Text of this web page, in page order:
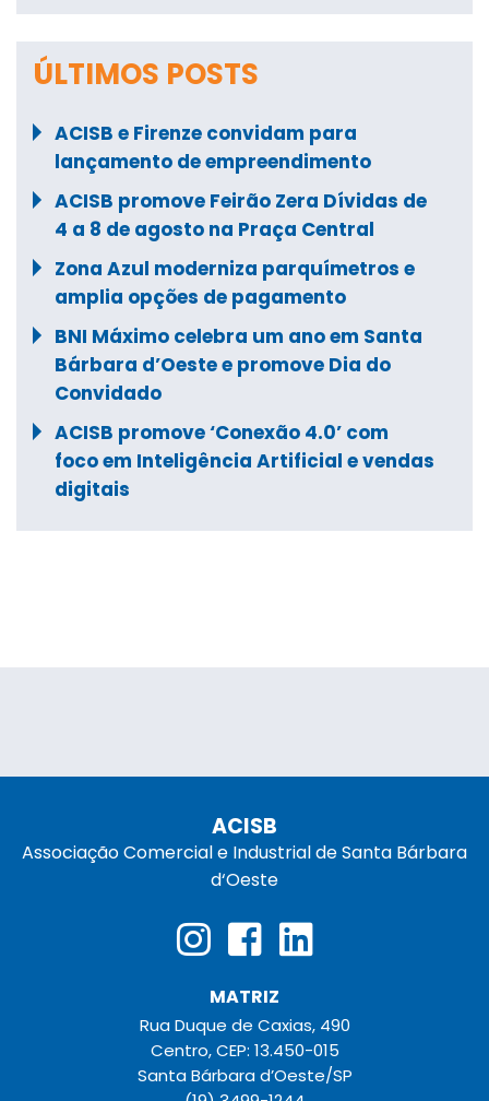
ÚLTIMOS POSTS
ACISB e Firenze convidam para
lançamento de empreendimento
ACISB promove Feirão Zera Dívidas de
4 a 8 de agosto na Praça Central
Zona Azul moderniza parquímetros e
amplia opções de pagamento
BNI Máximo celebra um ano em Santa
Bárbara d’Oeste e promove Dia do
Convidado
ACISB promove ‘Conexão 4.0’ com
foco em Inteligência Artificial e vendas
digitais
ACISB
Associação Comercial e Industrial de Santa Bárbara
d‘Oeste
MATRIZ
Rua Duque de Caxias, 490
Centro, CEP: 13.450-015
Santa Bárbara d’Oeste/SP